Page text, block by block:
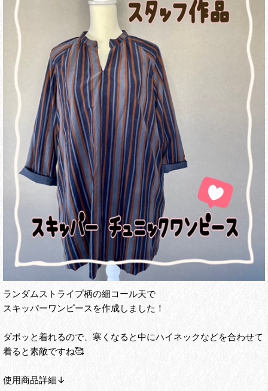
ランダムストライプ柄の細コール天で
スキッパーワンピースを作成しました！
ダボッと着れるので、寒くなると中にハイネックなどを合わせて
着ると素敵ですね🥰
使用商品詳細↓